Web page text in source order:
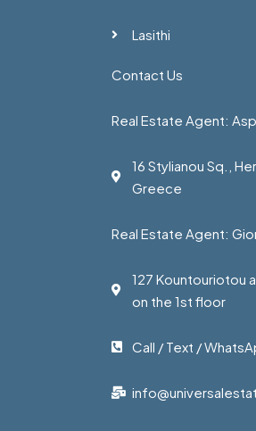
Lasithi
Contact Us
Real Estate Agent:
16 Stylianou Sq.,
Greece
Real Estate Agent:
127 Kountouriotou
on the 1st floor
Call / Text /